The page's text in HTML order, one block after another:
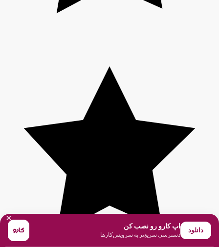
×
دانلود
اپ کارو رو نصب کن
دسترسی سریع‌تر به سرویس‌کارها